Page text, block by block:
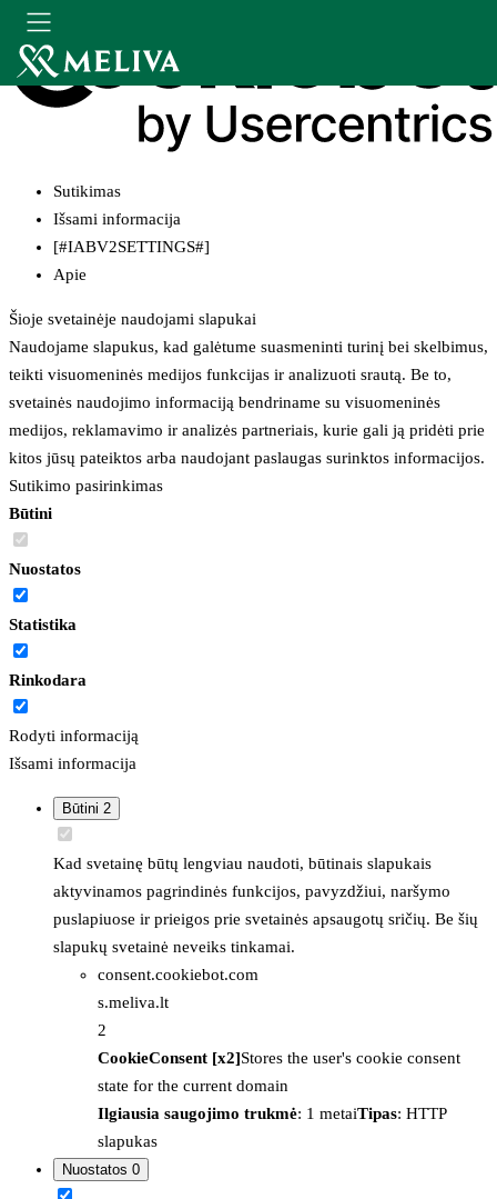
Sutikimas
Išsami informacija
[#IABV2SETTINGS#]
Apie
Šioje svetainėje naudojami slapukai
Naudojame slapukus, kad galėtume suasmeninti turinį bei skelbimus,
teikti visuomeninės medijos funkcijas ir analizuoti srautą. Be to,
svetainės naudojimo informaciją bendriname su visuomeninės
medijos, reklamavimo ir analizės partneriais, kurie gali ją pridėti prie
kitos jūsų pateiktos arba naudojant paslaugas surinktos informacijos.
Sutikimo pasirinkimas
Būtini
Nuostatos
Statistika
Rinkodara
Rodyti informaciją
Išsami informacija
Būtini 2
Kad svetainę būtų lengviau naudoti, būtinais slapukais
aktyvinamos pagrindinės funkcijos, pavyzdžiui, naršymo
puslapiuose ir prieigos prie svetainės apsaugotų sričių. Be šių
slapukų svetainė neveiks tinkamai.
consent.cookiebot.com
s.meliva.lt
2
CookieConsent [x2]Stores the user's cookie consent
state for the current domain
Ilgiausia saugojimo trukmė: 1 metaiTipas: HTTP
slapukas
Nuostatos 0